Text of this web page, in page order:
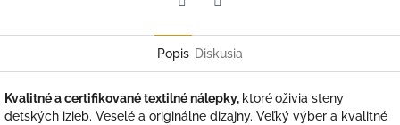
Popis Diskusia
Kvalitné a certifikované textilné nálepky, ktoréoživia steny
detských izieb. Veselé a originálne dizajny. Veľký výber a kvalitné